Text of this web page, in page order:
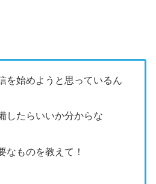
を始めようと思っているん
したらいいか分からな
なものを教えて！